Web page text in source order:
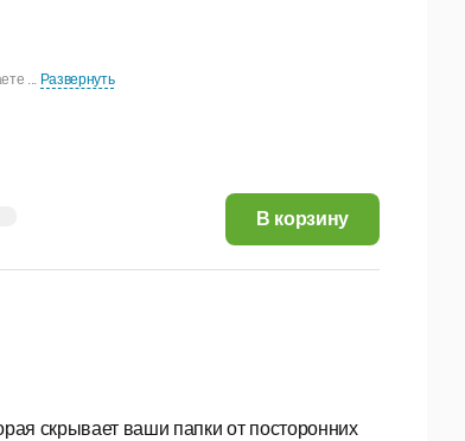
скрывает ваши папки от посторонних
... Развернуть
В корзину